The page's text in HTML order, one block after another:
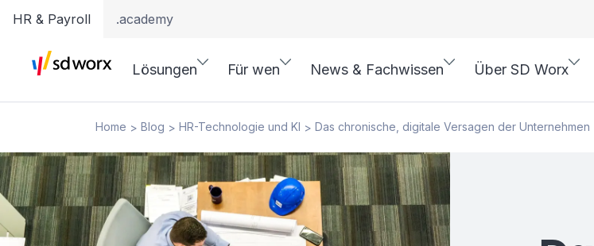
HR & Payroll .academy
Lösungen Für wen News & Fachwissen Über SD Worx
Home > Blog > HR-Technologie und KI > Das chronische, digitale Versagen der Unternehmen